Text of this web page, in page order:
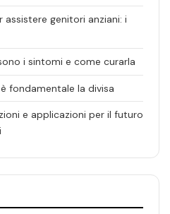
genitori anziani: i
i sintomi e come curarla
fondamentale la divisa
e applicazioni per il futuro